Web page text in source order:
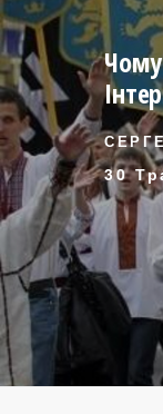
Чому
30